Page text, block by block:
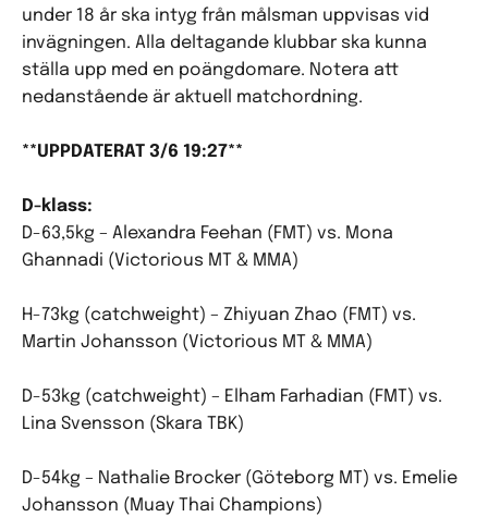
under 18 år ska intyg från målsman uppvisas vid
invägningen. Alla deltagande klubbar ska kunna
ställa upp med en poängdomare. Notera att
nedanstående är aktuell matchordning.
**UPPDATERAT 3/6 19:27**
D-klass:
D-63,5kg – Alexandra Feehan (FMT) vs. Mona
Ghannadi (Victorious MT & MMA)
H-73kg (catchweight) – Zhiyuan Zhao (FMT) vs.
Martin Johansson (Victorious MT & MMA)
D-53kg (catchweight) – Elham Farhadian (FMT) vs.
Lina Svensson (Skara TBK)
D-54kg – Nathalie Brocker (Göteborg MT) vs. Emelie
Johansson (Muay Thai Champions)